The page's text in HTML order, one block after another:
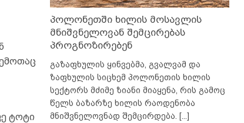
ტოტი
პოლონეთში ხილის მოსავლის
მნიშვნელოვან შემცირებას
პროგნოზირებენ
გაზაფხულის ყინვებმა, გვალვამ და
ზაფხულის სიცხემ პოლონეთის ხილის
სექტორს მძიმე ზიანი მიაყენა, რის გამოც
წელს ბაზარზე ხილის რაოდენობა
მნიშვნელოვნად შემცირდება. [...]